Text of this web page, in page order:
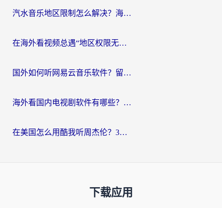
汽水音乐地区限制怎么解决？海外听国内音乐的实用指南来了
在海外看视频总遇“地区权限无法观看”？这篇攻略帮你轻松解锁国内影视动漫
国外如何听网易云音乐软件？留学生亲测有效的回国加速方案
海外看国内电视剧软件有哪些？海外党专属追剧指南来了
在美国怎么用酷我听周杰伦？3步解决海外听歌地域限制，附QQ音乐网易云通用技巧
下载应用